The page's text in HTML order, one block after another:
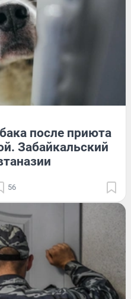
после приюта
Забайкальский
56